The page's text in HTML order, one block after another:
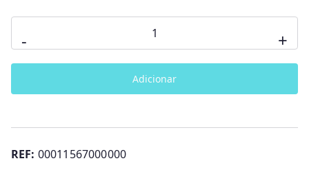
-
de
GATINHO
+
Adicionar
REF: 00011567000000